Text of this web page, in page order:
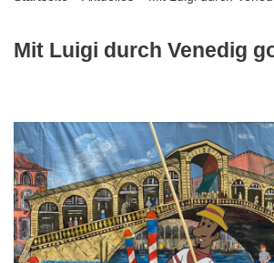
Mit Luigi durch Venedig